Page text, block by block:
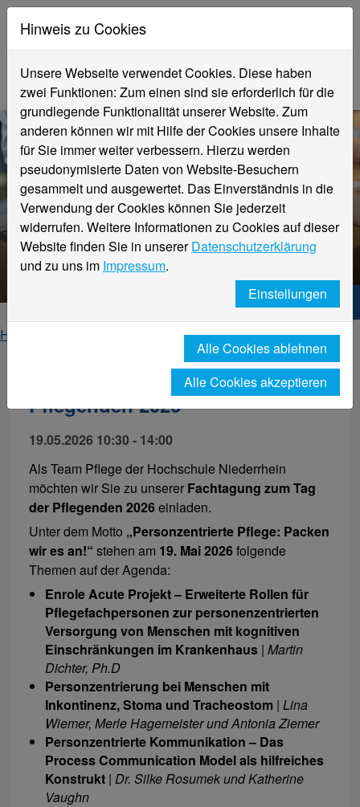
Veranstaltungsdetails
Hochschule Niederrhein. Dein Weg.
Home
Veranstaltungen
Fachtagung zum Tag der
Pflegenden 2026
19.05.2026 10:30 - 14:00
Als Team Pflege der Hochschule Niederrhein
möchten wir Sie zu unserer Fachtagung zum Tag
der Pflegenden 2026einladen.
Unter dem Motto „Personzentrierte Pflege: Packen
wir es an!“ stehen am 19. Mai 2026folgende
Themen auf der Agenda:
Enrole Acute Projekt – Erweiterte Rollen für
Pflegefachpersonen zur personenzentrierten
Versorgung von Menschen mit kognitiven
Einschränkungen im Krankenhaus | Martin
Dichter, Ph.D
Personzentrierung bei Menschen mit
Inkontinenz, Stoma und Tracheostom | Lina
Wiemer, Merle Hagemeister und Antonia Ziemer
Personzentrierte Kommunikation – Das
Process Communication Model als hilfreiches
Konstrukt | Dr. Silke Rosumek und Katherine
Vaughn
Hinweis zu Cookies
Unsere Webseite verwendet Cookies. Diese haben
zwei Funktionen: Zum einen sind sie erforderlich für die
grundlegende Funktionalität unserer Website. Zum
anderen können wir mit Hilfe der Cookies unsere Inhalte
für Sie immer weiter verbessern. Hierzu werden
pseudonymisierte Daten von Website-Besuchern
gesammelt und ausgewertet. Das Einverständnis in die
Verwendung der Cookies können Sie jederzeit
widerrufen. Weitere Informationen zu Cookies auf dieser
Website finden Sie in unsererDatenschutzerklärung
und zu uns im Impressum.
Einstellungen
Alle Cookies ablehnen
Alle Cookies akzeptieren